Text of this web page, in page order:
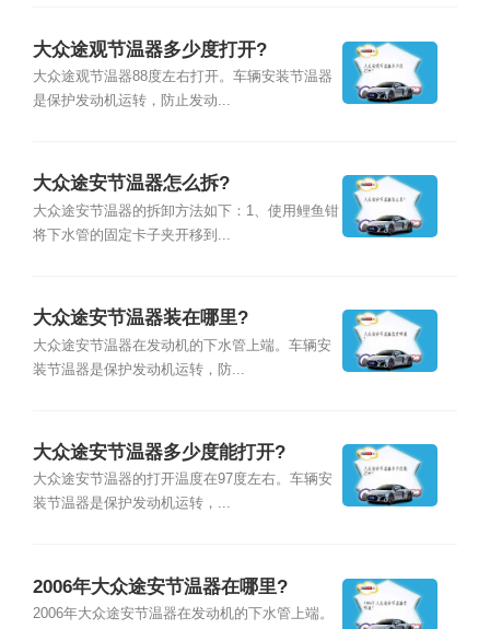
大众途观节温器多少度打开?
大众途观节温器88度左右打开。车辆安装节温器
是保护发动机运转，防止发动...
大众途安节温器怎么拆?
大众途安节温器的拆卸方法如下：1、使用鲤鱼钳
将下水管的固定卡子夹开移到...
大众途安节温器装在哪里?
大众途安节温器在发动机的下水管上端。车辆安
装节温器是保护发动机运转，防...
大众途安节温器多少度能打开?
大众途安节温器的打开温度在97度左右。车辆安
装节温器是保护发动机运转，...
2006年大众途安节温器在哪里?
2006年大众途安节温器在发动机的下水管上端。